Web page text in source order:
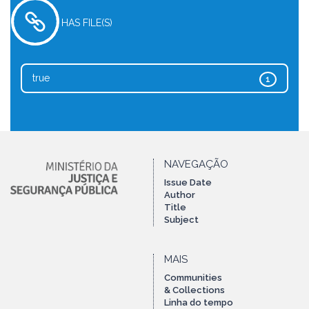
HAS FILE(S)
1
true
NAVEGAÇÃO
Issue Date
Author
Title
Subject
MAIS
Communities
& Collections
Linha do tempo